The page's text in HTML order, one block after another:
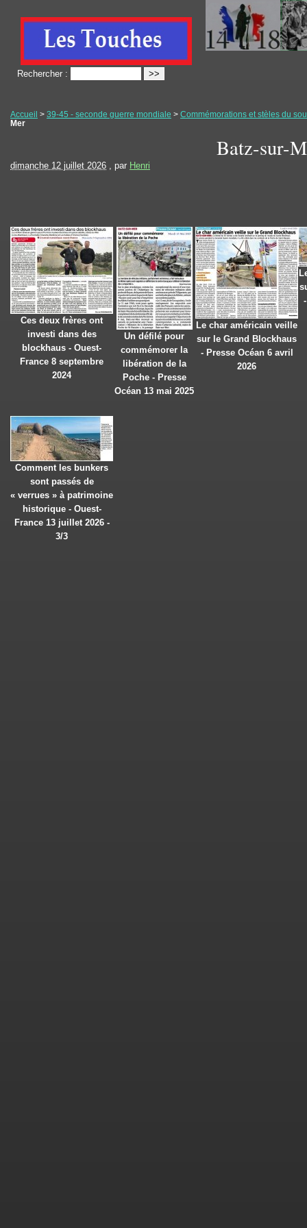
Rechercher :
Accueil > 39-45 - seconde guerre mondiale > Commémorations et stèles du
Mer
Batz-sur-
dimanche 12 juillet 2026 , par Henri
Ces deux frères ont
investi dans des
blockhaus - Ouest-
France 8 septembre
2024
Un défilé pour
commémorer la
libération de la
Poche - Presse
Océan 13 mai 2025
Le char américain veille
sur le Grand Blockhaus
- Presse Océan 6 avril
2026
Comment les bunkers
sont passés de
« verrues » à patrimoine
historique - Ouest-
France 13 juillet 2026 -
3/3